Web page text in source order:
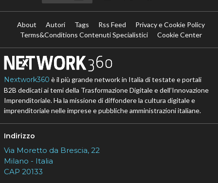
About Autori Tags Rss Feed
Privacy e Cookie Policy
Terms&Conditions Contenuti Specialistici
Cookie Center
Nextwork360 è il più grande network in Italia di testate e portali
B2B dedicati ai temi della Trasformazione Digitale e dell’Innovazione
Imprenditoriale. Ha la missione di diffondere la cultura digitale e
imprenditoriale nelle imprese e pubbliche amministrazioni italiane.
Indirizzo
Via Moretto da Brescia, 22
Milano - Italia
CAP 20133